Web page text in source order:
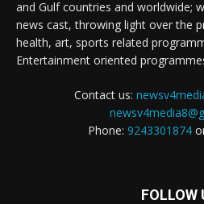
and Gulf countries and worldwide;
news cast, throwing light over the
health, art, sports related
Entertainment oriented
Contact us:
Phone: 9243301874
FOLLOW